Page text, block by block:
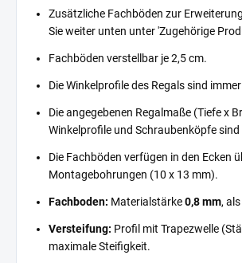
Zusätzliche Fachböden zur
Sie weiter unten unter 'Zugehörige
Fachböden verstellbar je 2,5 cm.
Die Winkelprofile des Regals sind
Die angegebenen Regalmaße (Tiefe x
Winkelprofile und Schraubenköpfe
Die Fachböden verfügen in den Ecken
Montagebohrungen (10 x 13 mm).
Fachboden: Materialstärke0,8 mm,
Versteifung: Profil mit Trapezwelle
maximale Steifigkeit.